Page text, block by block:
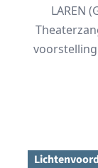
LAREN
voorstelling